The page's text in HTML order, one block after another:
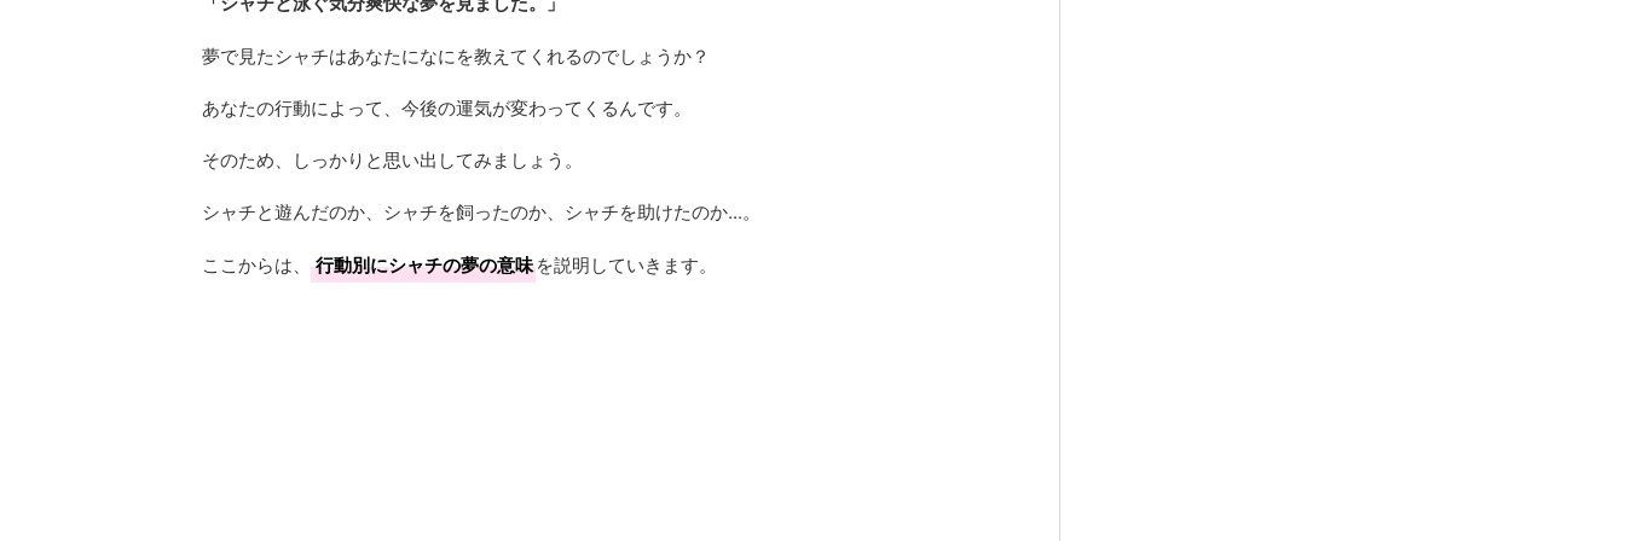
夢で見たシャチはあなたになにを教えてくれるのでしょうか？
あなたの行動によって、今後の運気が変わってくるんです。
そのため、しっかりと思い出してみましょう。
シャチと遊んだのか、シャチを飼ったのか、シャチを助けたのか...。
ここからは、 行動別にシャチの夢の意味を説明していきます。